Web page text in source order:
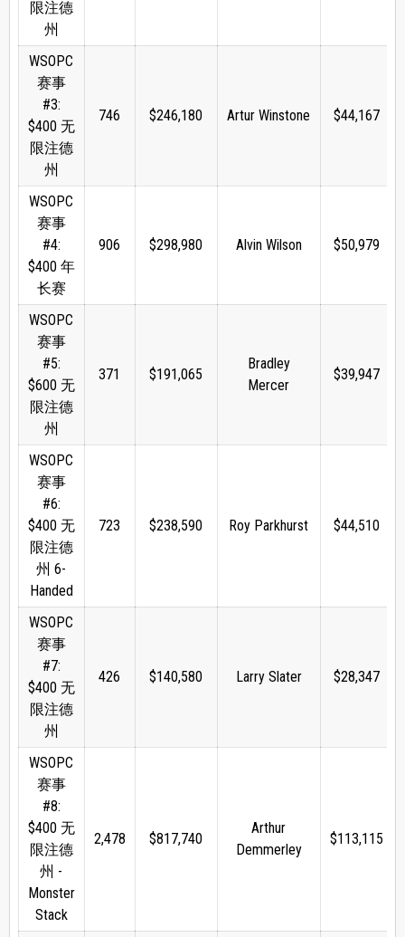
限注德
州
WSOPC
赛事
#3:
$400 无
限注德
州
746 $246,180 Artur Winstone $44,167
WSOPC
赛事
#4:
$400 年
长赛
906 $298,980 Alvin Wilson $50,979
WSOPC
赛事
#5:
$600 无
限注德
州
371 $191,065
Bradley
Mercer
$39,947
WSOPC
赛事
#6:
$400 无
限注德
州 6-
Handed
723 $238,590 Roy Parkhurst $44,510
WSOPC
赛事
#7:
$400 无
限注德
州
426 $140,580 Larry Slater $28,347
WSOPC
赛事
#8:
$400 无
限注德
州 -
Monster
Stack
2,478 $817,740
Arthur
Demmerley
$113,115